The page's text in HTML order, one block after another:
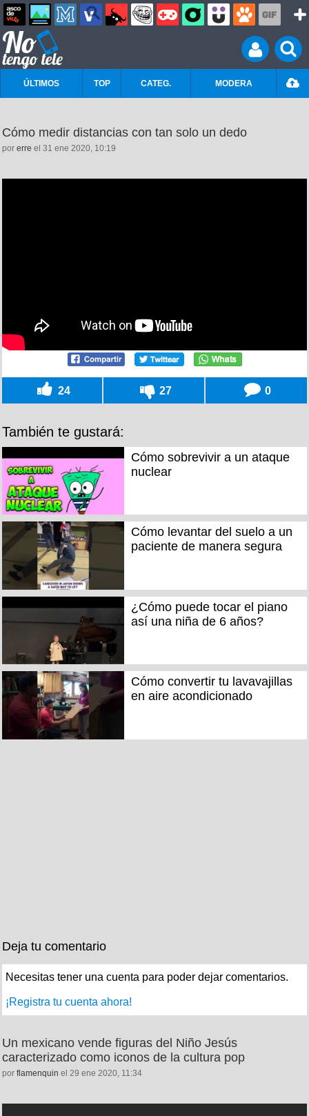
ÚLTIMOS TOP CATEG. MODERA
Cómo medir distancias con tan solo un dedo
por erre el 31 ene 2020, 10:19
24 27 0
También te gustará:
Cómo sobrevivir a un ataque
nuclear
Cómo levantar del suelo a un
paciente de manera segura
¿Cómo puede tocar el piano
así una niña de 6 años?
Cómo convertir tu lavavajillas
en aire acondicionado
Deja tu comentario
Necesitas tener una cuenta para poder dejar comentarios.
¡Registra tu cuenta ahora!
Un mexicano vende figuras del Niño Jesús
caracterizado como iconos de la cultura pop
por flamenquin el 29 ene 2020, 11:34